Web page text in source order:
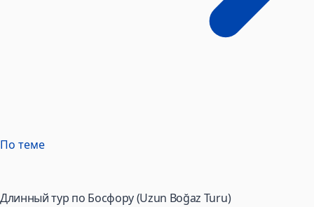
По теме
Длинный тур по Босфору (Uzun Boğaz Turu)